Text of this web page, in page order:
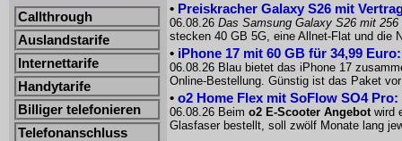
Callthrough
Auslandstarife
Internettarife
Handytarife
Billiger telefonieren
Telefonanschluss
• Preiskracher Galaxy S26 mit
06.08.26 Das Samsung Galaxy S26 mit 256
stecken 40 GB 5G, eine Allnet-Flat und die
• iPhone 17 mit 60 GB für 34,99
06.08.26 Blau bietet das iPhone 17
Online-Bestellung. Günstig ist das Paket
• o2 Home Flex mit SoFlow SO4
06.08.26 Beim o2 E-Scooter Angebotwird
Glasfaser bestellt, soll zwölf Monate lang